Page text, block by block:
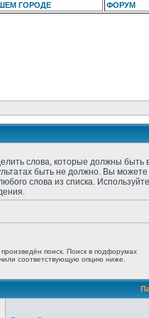
ГОРОДЕ
ФОРУМ
слова, которые должны быть
быть не должно. Вы можете
слова из списка.
поиск. Поиск в подфорумах
соответствующую опцию ниже.